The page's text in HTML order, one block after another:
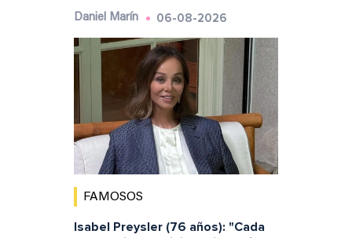
Daniel Marín 06-08-2026
FAMOSOS
Isabel Preysler (76 años): "Cada